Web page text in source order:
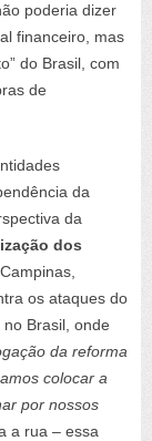
poderia dizer
financeiro, mas
do Brasil, com
de
da
da
dos
os ataques do
Brasil, onde
da reforma
colocar a
por nossos
a rua – essa